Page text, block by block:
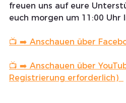
freuen uns auf eure
euch morgen um 11:00 Uhr
📺 ➡️ Anschauen über
📺 ➡️ Anschauen über
Registrierung erforderlich)